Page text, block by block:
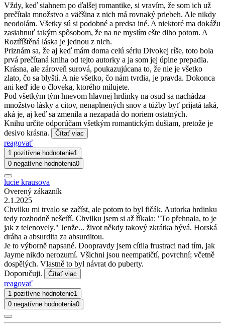
Vždy, keď siahnem po ďalšej romantike, si vravím, že som ich už
prečítala množstvo a väčšina z nich má rovnaký priebeh. Ale nikdy
neodolám. Všetky sú si podobné a predsa iné. A niektoré ma dokážu
zasiahnuť takým spôsobom, že na ne myslím ešte dlho potom. A
Roztříštěná láska je jednou z nich.
Priznám sa, že aj keď mám doma celú sériu Divokej ríše, toto bola
prvá prečítaná kniha od tejto autorky a ja som jej úplne prepadla.
Krásna, ale zároveň surová, poukazujúcana to, že nie je všetko
zlato, čo sa blyští. A nie všetko, čo nám tvrdia, je pravda. Dokonca
ani keď ide o človeka, ktorého milujete.
Pod všetkým tým hnevom hlavnej hrdinky na osud sa nachádza
množstvo lásky a citov, nenaplnených snov a túźby byť prijatá taká,
aká je, aj keď sa zmenila a nezapadá do noriem ostatných.
Knihu určite odporúčam všetkým romantickým dušiam, pretože je
desivo krásna.
Čítať viac
reagovať
1 pozitívne hodnotenie1
0 negatívne hodnotenia0
lucie krausova
Overený zákazník
2.1.2025
Chvilku mi trvalo se začíst, ale potom to byl fičák. Autorka hrdinku
tedy rozhodně nešetří. Chvilku jsem si až říkala: "To přehnala, to je
jak z telenovely." Jenže... život někdy takový zkrátka bývá. Horská
dráha a absurdita za absurditou.
Je to výborně napsané. Doopravdy jsem cítila frustraci nad tím, jak
Jayme nikdo nerozumí. Všichni jsou neempatičtí, povrchní; včetně
dospělých. Vlastně to byl návrat do puberty.
Doporučuji.
Čítať viac
reagovať
1 pozitívne hodnotenie1
0 negatívne hodnotenia0